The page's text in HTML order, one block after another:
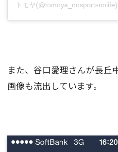
トモヤ
また、谷口愛理さんが長丘
画像も流出しています。